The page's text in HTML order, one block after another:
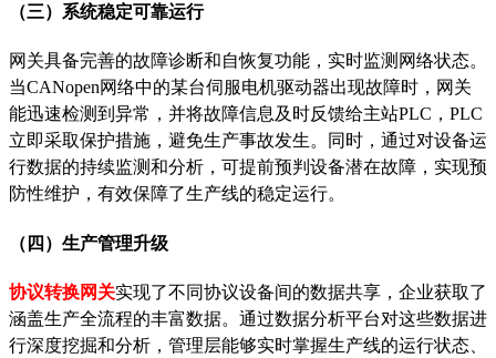
（三）系统稳定可靠运行
网关具备完善的故障诊断和自恢复功能，实时监测网络状态。
当CANopen网络中的某台伺服电机驱动器出现故障时，网关
能迅速检测到异常，并将故障信息及时反馈给主站PLC，PLC
立即采取保护措施，避免生产事故发生。同时，通过对设备运
行数据的持续监测和分析，可提前预判设备潜在故障，实现预
防性维护，有效保障了生产线的稳定运行。
（四）生产管理升级
协议转换网关实现了不同协议设备间的数据共享，企业获取了
涵盖生产全流程的丰富数据。通过数据分析平台对这些数据进
行深度挖掘和分析，管理层能够实时掌握生产线的运行状态、